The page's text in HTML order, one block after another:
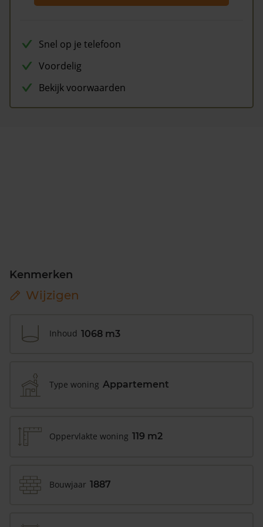
Snel op je telefoon
Voordelig
Bekijk voorwaarden
Kenmerken
Wijzigen
Inhoud 1068 m3
Type woning Appartement
Oppervlakte woning 119 m2
Bouwjaar 1887